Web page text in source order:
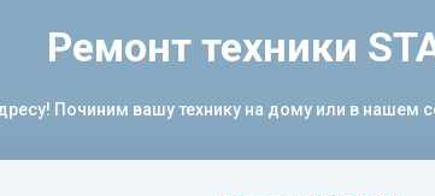
Ремонт техники
Починим вашу технику на дому или в